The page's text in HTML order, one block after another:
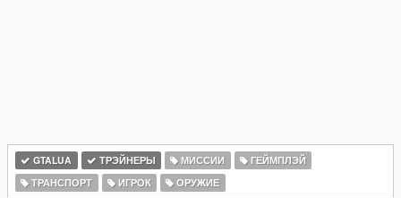
GTALUA ТРЭЙНЕРЫ МИССИИ
ГЕЙМПЛЭЙ
ТРАНСПОРТ
ИГРОК ОРУЖИЕ